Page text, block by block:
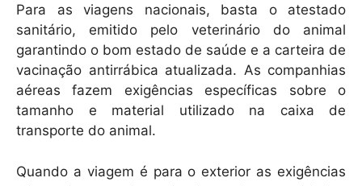
Para as viagens nacionais, basta o atestado
sanitário, emitido pelo veterinário do animal
garantindo o bom estado de saúde e a carteira de
vacinação antirrábica atualizada. As companhias
aéreas fazem exigências específicas sobre o
tamanho e material utilizado na caixa de
transporte do animal.
Quando a viagem é para o exterior as exigências